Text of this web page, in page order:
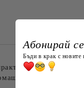
тирбушон
бар или
Абонирай
Бъди в крак с новите